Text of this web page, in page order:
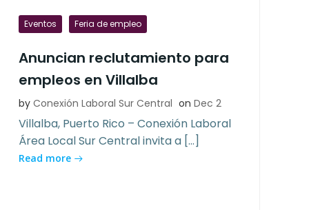
Eventos Feria de empleo
Anuncian reclutamiento para
empleos en Villalba
by Conexión Laboral Sur Central on Dec 2
Villalba, Puerto Rico – Conexión Laboral
Área Local Sur Central invita a […]
Read more